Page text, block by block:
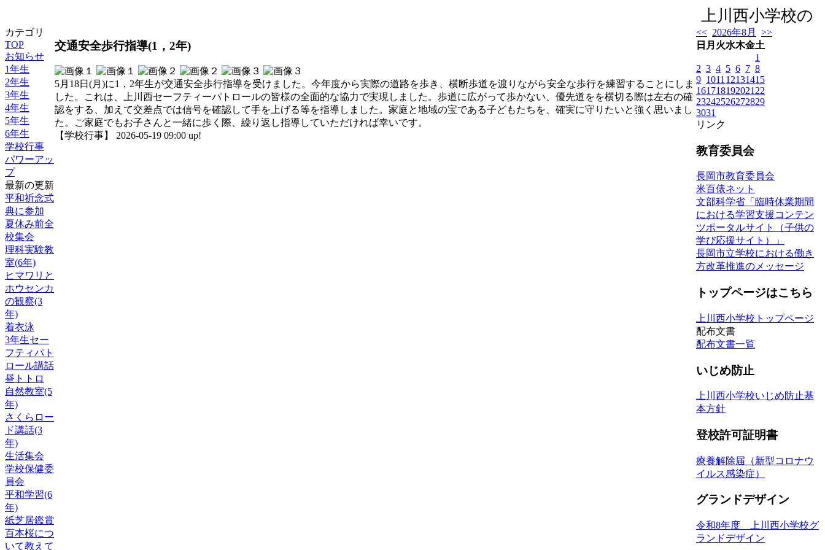
上川西小学校の
カテゴリ
TOP
お知らせ
1年生
2年生
3年生
4年生
5年生
6年生
学校行事
パワーアッ
プ
最新の更新
平和祈念式
典に参加
夏休み前全
校集会
理科実験教
室(6年)
ヒマワリと
ホウセンカ
の観察(3
年)
着衣泳
3年生セー
フティパト
ロール講話
昼トトロ
自然教室(5
年)
さくらロー
ド講話(3
年)
生活集会
学校保健委
員会
平和学習(6
年)
紙芝居鑑賞
百本桜につ
いて教えて
交通安全歩行指導(1，2年)
5月18日(月)に1，2年生が交通安全歩行指導を受けました。今年度から実際の道路を歩き、横断歩道を渡りながら安全な歩行を練習することにしま
した。これは、上川西セーフティーパトロールの皆様の全面的な協力で実現しました。歩道に広がって歩かない、優先道をを横切る際は左右の確
認をする、加えて交差点では信号を確認して手を上げる等を指導しました。家庭と地域の宝である子どもたちを、確実に守りたいと強く思いまし
た。ご家庭でもお子さんと一緒に歩く際、繰り返し指導していただければ幸いです。
【学校行事】 2026-05-19 09:00 up!
<< 2026年8月
>>
日 月 火水木金土
1
2 3 4 5 6 7 8
9 1011 12131415
161718192021 22
23242526272829
3031
リンク
教育委員会
長岡市教育委員会
米百俵ネット
文部科学省「臨時休業期間
における学習支援コンテン
ツポータルサイト（子供の
学び応援サイト）」
長岡市立学校における働き
方改革推進のメッセージ
トップページはこちら
上川西小学校トップページ
配布文書
配布文書一覧
いじめ防止
上川西小学校いじめ防止基
本方針
登校許可証明書
療養解除届（新型コロナウ
イルス感染症）
グランドデザイン
令和8年度 上川西小学校グ
ランドデザイン